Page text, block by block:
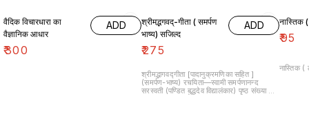
वैदिक विचारधारा का
वैज्ञानिक आधार
₹300
ADD
श्रीमद्भगवद्-गीता ( समर्पण
भाष्य) सजिल्द
₹275
ADD
श्रीमद्भागवद्गीता [पादानुक्रमणिका सहित ]
(समर्पण-भाष्य) रचयिता—स्वामी समर्पणानन्द
सरस्वती (पण्डित बुद्धदेव विद्यालंकार) पृष्ठ संख्या —
नास्तिक
₹95
नास्तिक